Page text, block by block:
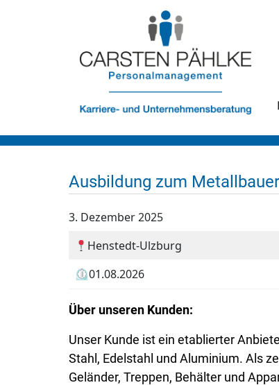
Ausbildung zum
3. Dezember 2025
Henstedt-Ulzburg
⏲01.08.2026
Über unseren Kunden:
Unser Kunde ist ein etablierter
Stahl, Edelstahl und Aluminium. Als
Geländer, Treppen, Behälter und